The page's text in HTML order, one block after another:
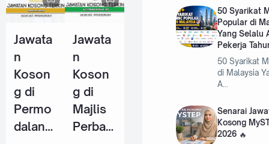
Ambil
Tahun
2026
an
(KWSP)
- 25
Jun
2026
Jawata
n
Koson
g di
Permo
dalan
Jawata
n
Koson
g di
Majlis
Perban
50 Syarikat
Popular di
Yang Selalu
Pekerja
50 Syarikat
di Malaysia
A…
Senarai
Kosong
2026